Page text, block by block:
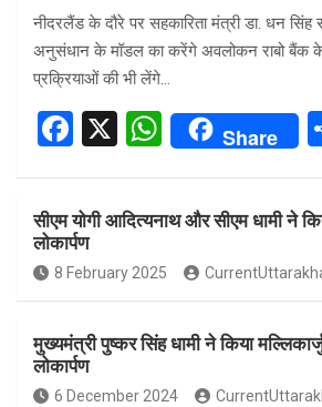
नीदरलैंड के दौरे पर सहकारिता मंत्री डा. धन सिंह
अनुसंधान के मॉडल का करेंगे अवलोकन राबो बैंक के
प्रक्रियाओं की भी लेंगे…
F
ce
b
o
o
k
X
W
s
A
p
p
Share
सीएम योगी आदित्यनाथ और सीएम धामी ने
लोकार्पण
8 February 2025
मुख्यमंत्री पुष्कर सिंह धामी ने किया
लोकार्पण
6 December 2024